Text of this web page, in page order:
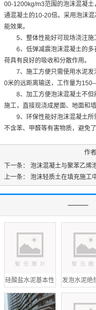
00-1200kg/m3范围的泡沫混凝
通混凝土的10-20倍。采用泡沫
能效果。
5、整体性能好可现场浇注施
6、低弹减震泡沫混凝土的多
荷具有良好的吸收和分散作用。
7、施工方便只需使用水泥发
0米的远距离输送，工作量为
8、加工方便泡沫混凝土不但
施工，直接现浇成屋面、地面和墙
9、环保性能好泡沫混凝土所
不含苯、甲醛等有害物质，避免
作
下一条：
泡沫混凝土与聚苯乙烯
上一条：
泡沫轻质土在填充施工
硅酸盐水泥基本性
能与应用
发泡水泥绝
地暖中的